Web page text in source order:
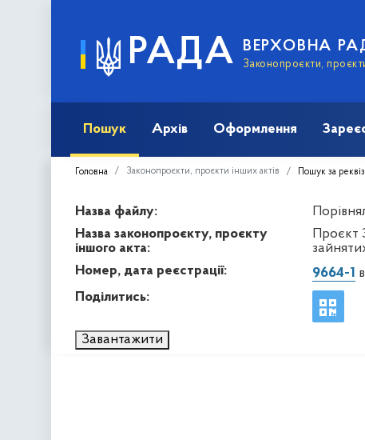
РАДА ВЕРХОВНА
Законопроєкти,
Пошук Архів Оформлення
Головна Законопроєкти, проєкти інших актів Пошук за
Назва файлу:
Назва законопроєкту, проєкту
іншого акта:
Проєкт
Номер, дата реєстрації:
9664-1
Поділитись:
Завантажити